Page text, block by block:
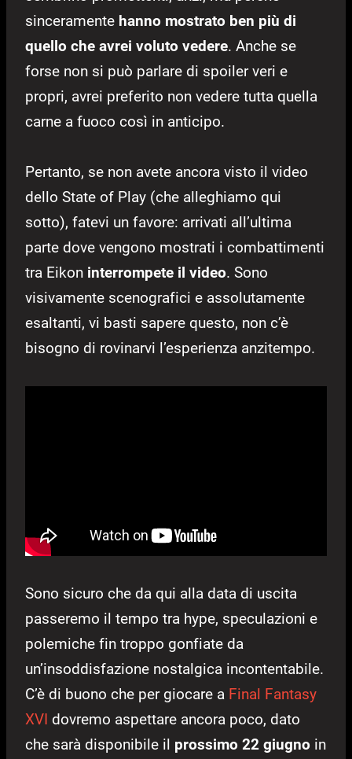
sinceramente hanno mostrato ben più di
quello che avrei voluto vedere. Anche se
forse non si può parlare di spoiler veri e
propri, avrei preferito non vedere tutta quella
carne a fuoco così in anticipo.
Pertanto, se non avete ancora visto il video
dello State of Play (che alleghiamo qui
sotto), fatevi un favore: arrivati all’ultima
parte dove vengono mostrati i combattimenti
tra Eikon interrompete il video. Sono
visivamente scenografici e assolutamente
esaltanti, vi basti sapere questo, non c’è
bisogno di rovinarvi l’esperienza anzitempo.
Sono sicuro che da qui alla data di uscita
passeremo il tempo tra hype, speculazioni e
polemiche fin troppo gonfiate da
un’insoddisfazione nostalgica incontentabile.
C’è di buono che per giocare a Final Fantasy
XVI dovremo aspettare ancora poco, dato
che sarà disponibile il prossimo 22 giugno in